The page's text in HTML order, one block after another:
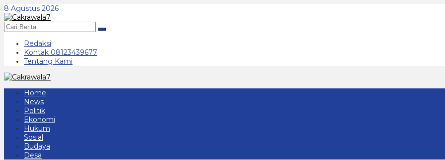
Lewati
ke
konten
8 Agustus 2026
Redaksi
Kontak 08123439677
Tentang Kami
Home
News
Politik
Ekonomi
Hukum
Sosial
Budaya
Desa